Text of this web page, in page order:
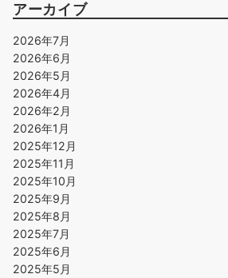
アーカイブ
2026年7月
2026年6月
2026年5月
2026年4月
2026年2月
2026年1月
2025年12月
2025年11月
2025年10月
2025年9月
2025年8月
2025年7月
2025年6月
2025年5月